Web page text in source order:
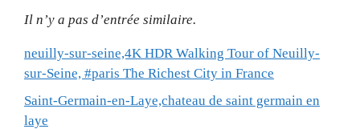
Il n’y a pas d’entrée similaire.
neuilly-sur-seine,4K HDR Walking Tour of Neuilly-
sur-Seine, #paris The Richest City in France
Saint-Germain-en-Laye,chateau de saint germain en
laye